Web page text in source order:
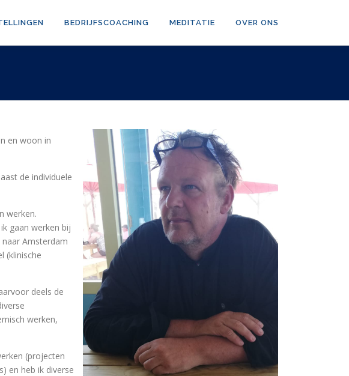
BEDRIJFSCOACHING MEDITATIE OVER ONS
en woon in
de individuele
werken.
gaan werken bij
naar Amsterdam
(klinische
deels de
werken,
(projecten
en heb ik diverse